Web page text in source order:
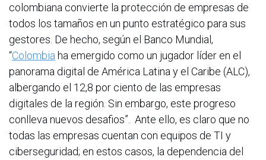
colombiana convierte la protección de empresas de
todos los tamaños en un punto estratégico para sus
gestores. De hecho, según el Banco Mundial,
“Colombia ha emergido como un jugador líder en el
panorama digital de América Latina y el Caribe (ALC),
albergando el 12,8 por ciento de las empresas
digitales de la región. Sin embargo, este progreso
conlleva nuevos desafios”. Ante ello, es claro que no
todas las empresas cuentan con equipos de TI y
ciberseguridad; en estos casos, la dependencia del